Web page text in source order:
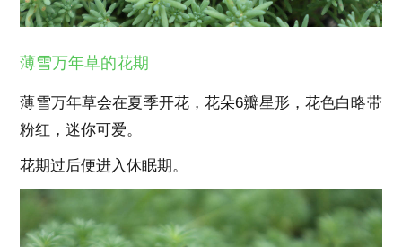
薄雪万年草的花期
薄雪万年草会在夏季开花，花朵6瓣星形，花色白略带
粉红，迷你可爱。
花期过后便进入休眠期。